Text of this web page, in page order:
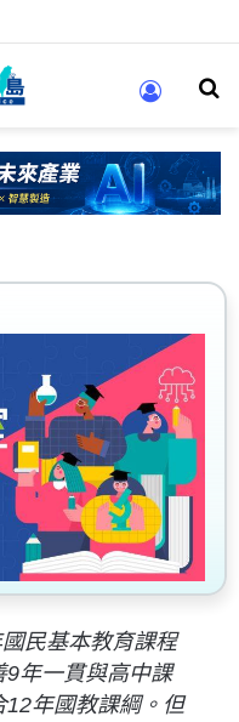
民基本教育課程
9年一貫與高中課
年國教課綱。但